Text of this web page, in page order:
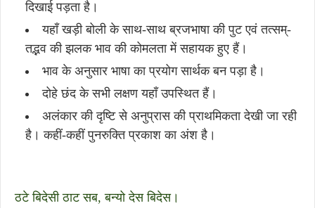
दिखाई पड़ता है।
यहाँ खड़ी बोली के साथ-साथ ब्रजभाषा की पुट एवं तत्सम्-
तद्भव की झलक भाव की कोमलता में सहायक हुए हैं।
भाव के अनुसार भाषा का प्रयोग सार्थक बन पड़ा है।
दोहे छंद के सभी लक्षण यहाँ उपस्थित हैं।
अलंकार की दृष्टि से अनुप्रास की प्राथमिकता देखी जा रही
है। कहीं-कहीं पुनरुक्ति प्रकाश का अंश है।
ठटे बिदेसी ठाट सब, बन्यो देस बिदेस।